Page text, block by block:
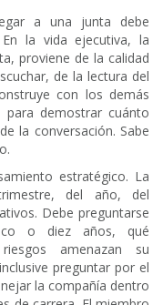
a una junta debe
la vida ejecutiva, la
proviene de la calidad
de la lectura del
con los demás
demostrar cuánto
la conversación. Sabe
estratégico. La
del año, del
Debe preguntarse
o diez años, qué
amenazan su
preguntar por el
la compañía dentro